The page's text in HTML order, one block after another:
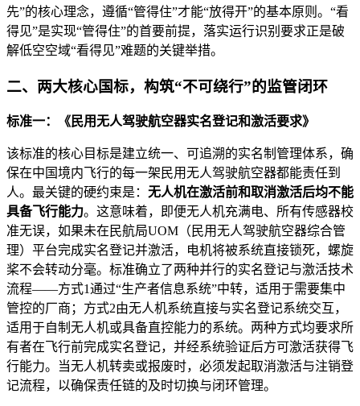
先”的核心理念，遵循“管得住”才能“放得开”的基本原则。“看
得见”是实现“管得住”的首要前提，落实运行识别要求正是破
解低空空域“看得见”难题的关键举措。
二、两大核心国标，构筑“不可绕行”的监管闭环
标准一：《民用无人驾驶航空器实名登记和激活要求》
该标准的核心目标是建立统一、可追溯的实名制管理体系，确
保在中国境内飞行的每一架民用无人驾驶航空器都能责任到
人。最关键的硬约束是： 无人机在激活前和取消激活后均不能
具备飞行能力。这意味着，即便无人机充满电、所有传感器校
准无误，如果未在民航局UOM（民用无人驾驶航空器综合管
理）平台完成实名登记并激活，电机将被系统直接锁死，螺旋
桨不会转动分毫。标准确立了两种并行的实名登记与激活技术
流程——方式1通过“生产者信息系统”中转，适用于需要集中
管控的厂商；方式2由无人机系统直接与实名登记系统交互，
适用于自制无人机或具备直控能力的系统。两种方式均要求所
有者在飞行前完成实名登记，并经系统验证后方可激活获得飞
行能力。当无人机转卖或报废时，必须发起取消激活与注销登
记流程，以确保责任链的及时切换与闭环管理。